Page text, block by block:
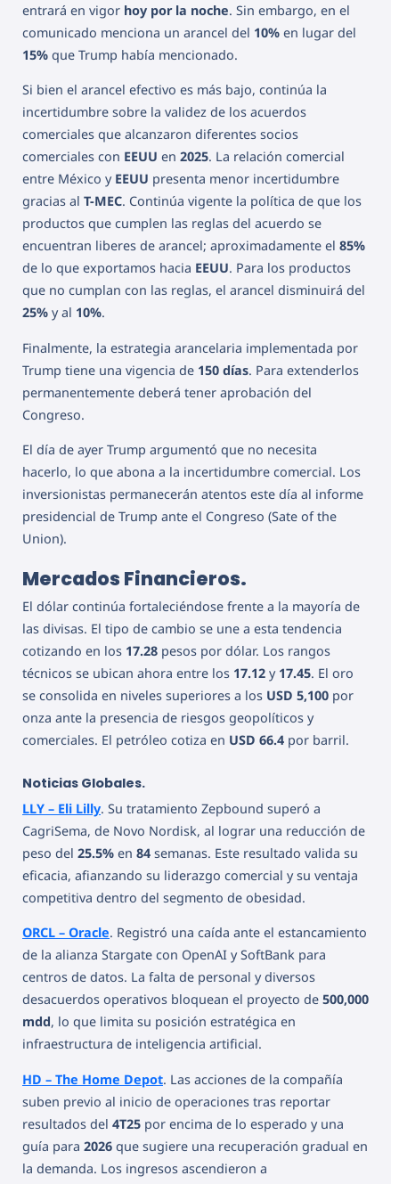
entrará en vigor hoy por la noche. Sin embargo, en el
comunicado menciona un arancel del 10% en lugar del
15% que Trump había mencionado.
Si bien el arancel efectivo es más bajo, continúa la
incertidumbre sobre la validez de los acuerdos
comerciales que alcanzaron diferentes socios
comerciales con EEUU en 2025. La relación comercial
entre México y EEUU presenta menor incertidumbre
gracias al T-MEC. Continúa vigente la política de que los
productos que cumplen las reglas del acuerdo se
encuentran liberes de arancel; aproximadamente el 85%
de lo que exportamos hacia EEUU. Para los productos
que no cumplan con las reglas, el arancel disminuirá del
25% y al 10%.
Finalmente, la estrategia arancelaria implementada por
Trump tiene una vigencia de 150 días. Para extenderlos
permanentemente deberá tener aprobación del
Congreso.
El día de ayer Trump argumentó que no necesita
hacerlo, lo que abona a la incertidumbre comercial. Los
inversionistas permanecerán atentos este día al informe
presidencial de Trump ante el Congreso (Sate of the
Union).
Mercados Financieros.
El dólar continúa fortaleciéndose frente a la mayoría de
las divisas. El tipo de cambio se une a esta tendencia
cotizando en los 17.28 pesos por dólar. Los rangos
técnicos se ubican ahora entre los 17.12 y 17.45. El oro
se consolida en niveles superiores a los USD 5,100 por
onza ante la presencia de riesgos geopolíticos y
comerciales. El petróleo cotiza en USD 66.4 por barril.
Noticias Globales.
LLY – Eli Lilly. Su tratamiento Zepbound superó a
CagriSema, de Novo Nordisk, al lograr una reducción de
peso del 25.5% en 84 semanas. Este resultado valida su
eficacia, afianzando su liderazgo comercial y su ventaja
competitiva dentro del segmento de obesidad.
ORCL – Oracle. Registró una caída ante el estancamiento
de la alianza Stargate con OpenAI y SoftBank para
centros de datos. La falta de personal y diversos
desacuerdos operativos bloquean el proyecto de 500,000
mdd, lo que limita su posición estratégica en
infraestructura de inteligencia artificial.
HD – The Home Depot. Las acciones de la compañía
suben previo al inicio de operaciones tras reportar
resultados del 4T25 por encima de lo esperado y una
guía para 2026 que sugiere una recuperación gradual en
la demanda. Los ingresos ascendieron a